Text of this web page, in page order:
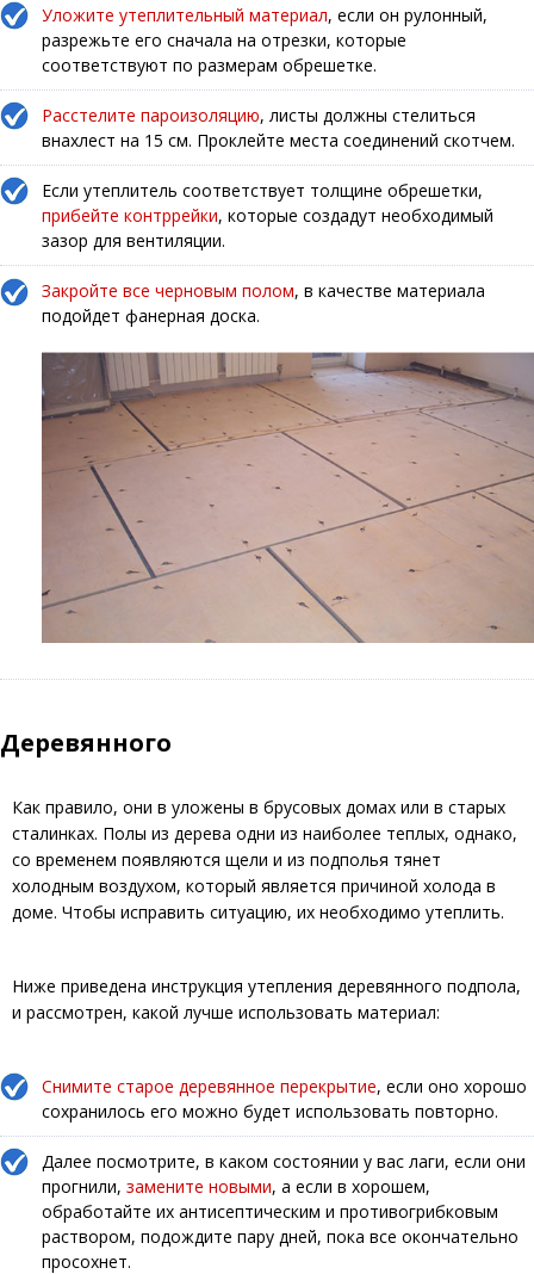
Уложите утеплительный материал, если он рулонный,
разрежьте его сначала на отрезки, которые
соответствуют по размерам обрешетке.
Расстелите пароизоляцию, листы должны стелиться
внахлест на 15 см. Проклейте места соединений скотчем.
Если утеплитель соответствует толщине обрешетки,
прибейте контррейки, которые создадут необходимый
зазор для вентиляции.
Закройте все черновым полом, в качестве материала
подойдет фанерная доска.
Деревянного
Как правило, они в уложены в брусовых домах или в старых
сталинках. Полы из дерева одни из наиболее теплых, однако,
со временем появляются щели и из подполья тянет
холодным воздухом, который является причиной холода в
доме. Чтобы исправить ситуацию, их необходимо утеплить.
Ниже приведена инструкция утепления деревянного подпола,
и рассмотрен, какой лучше использовать материал:
Снимите старое деревянное перекрытие, если оно хорошо
сохранилось его можно будет использовать повторно.
Далее посмотрите, в каком состоянии у вас лаги, если они
прогнили, замените новыми, а если в хорошем,
обработайте их антисептическим и противогрибковым
раствором, подождите пару дней, пока все окончательно
просохнет.